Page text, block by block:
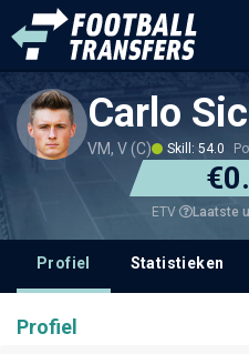
Carlo
VM, V (C) Skill: 54.0
ETV Laatste
Profiel Statistieken
Profiel